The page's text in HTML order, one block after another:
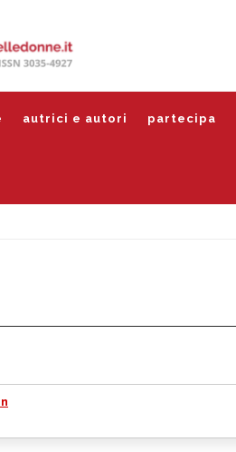
autrici e autori partecipa